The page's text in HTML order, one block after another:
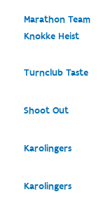
Marathon Team
Knokke Heist
Turnclub Taste
Shoot Out
Karolingers
Karolingers